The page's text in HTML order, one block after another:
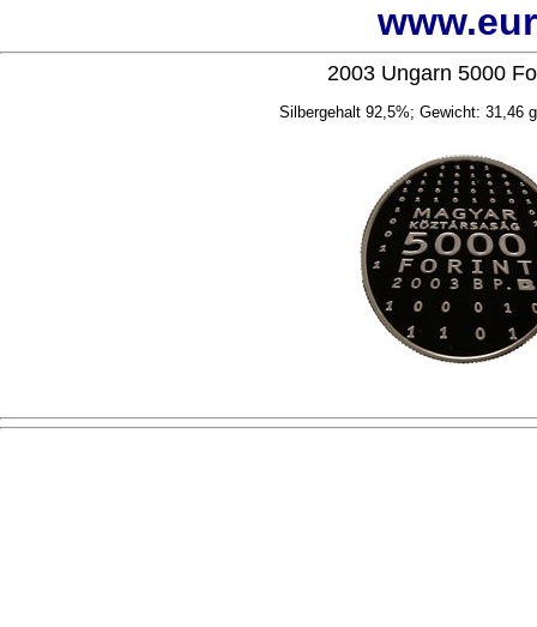
2003 Ungarn 5000
Silbergehalt 92,5%; Gewicht: 31,46